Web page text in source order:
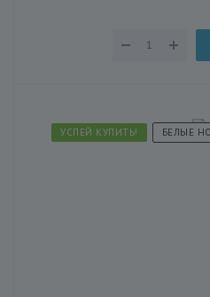
УСПЕЙ КУПИТЬ! БЕЛЫЕ